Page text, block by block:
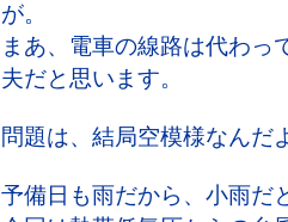
が。
まあ、電車の線路は代わっ
夫だと思います。
問題は、結局空模様なんだ
予備日も雨だから、小雨だ